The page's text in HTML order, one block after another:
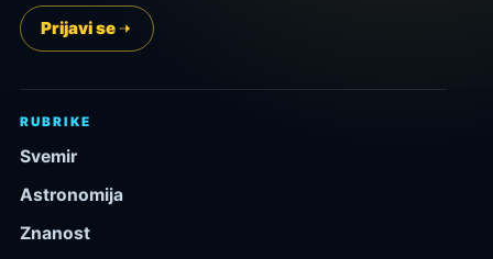
Prijavi se
RUBRIKE
Svemir
Astronomija
Znanost